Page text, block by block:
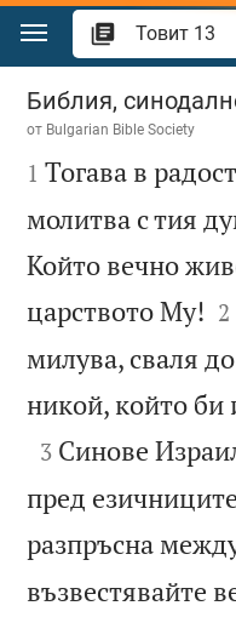
Преминете към
Товит 13
Библия,
от Bulgarian Bible Society

1 Тогава в
молитва с тия
Който вечно
царството Му! 
2
милува, сваля
никой, който би

3 Синове
пред
разпръсна
възвестявайте